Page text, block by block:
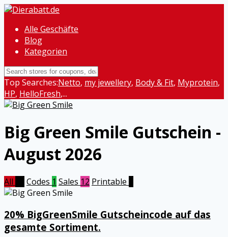
Alle Geschäfte
Blog
Kategorien
Top Searches:Netto, my jewellery, Body & Fit, Myprotein,
HP, HelloFresh,...
Big Green Smile Gutschein -
August 2026
All Codes 1 Sales 12 Printable
20% BigGreenSmile Gutscheincode auf das
gesamte Sortiment.